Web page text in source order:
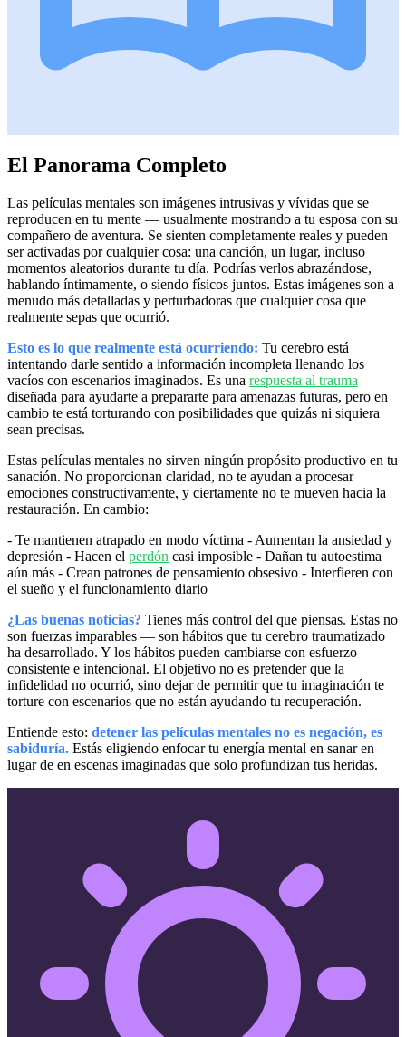
El Panorama Completo
Las películas mentales son imágenes intrusivas y vívidas que se
reproducen en tu mente — usualmente mostrando a tu esposa con su
compañero de aventura. Se sienten completamente reales y pueden
ser activadas por cualquier cosa: una canción, un lugar, incluso
momentos aleatorios durante tu día. Podrías verlos abrazándose,
hablando íntimamente, o siendo físicos juntos. Estas imágenes son a
menudo más detalladas y perturbadoras que cualquier cosa que
realmente sepas que ocurrió.
Esto es lo que realmente está ocurriendo: Tu cerebro está
intentando darle sentido a información incompleta llenando los
vacíos con escenarios imaginados. Es una respuesta al trauma
diseñada para ayudarte a prepararte para amenazas futuras, pero en
cambio te está torturando con posibilidades que quizás ni siquiera
sean precisas.
Estas películas mentales no sirven ningún propósito productivo en tu
sanación. No proporcionan claridad, no te ayudan a procesar
emociones constructivamente, y ciertamente no te mueven hacia la
restauración. En cambio:
- Te mantienen atrapado en modo víctima - Aumentan la ansiedad y
depresión - Hacen el perdón casi imposible - Dañan tu autoestima
aún más - Crean patrones de pensamiento obsesivo - Interfieren con
el sueño y el funcionamiento diario
¿Las buenas noticias? Tienes más control del que piensas. Estas no
son fuerzas imparables — son hábitos que tu cerebro traumatizado
ha desarrollado. Y los hábitos pueden cambiarse con esfuerzo
consistente e intencional. El objetivo no es pretender que la
infidelidad no ocurrió, sino dejar de permitir que tu imaginación te
torture con escenarios que no están ayudando tu recuperación.
Entiende esto: detener las películas mentales no es negación, es
sabiduría. Estás eligiendo enfocar tu energía mental en sanar en
lugar de en escenas imaginadas que solo profundizan tus heridas.